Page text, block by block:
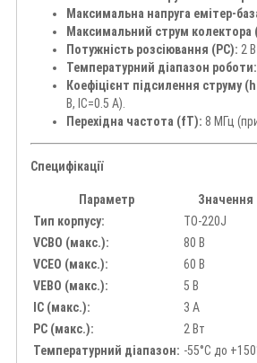
Максимальна напруга емітер-
Максимальний струм колектора
Потужність розсіювання (PC): 2
Температурний діапазон роботи:
Коефіцієнт підсилення струму
В, IC=0.5 А).
Перехідна частота (fT): 8 МГц
Специфікації
Параметр
Значення
Тип корпусу:
TO-220J
VCBO (макс.):
80 В
VCEO (макс.):
60 В
VEBO (макс.):
5 В
IC (макс.):
3 А
PC (макс.):
2 Вт
Температурний діапазон: -55°C до